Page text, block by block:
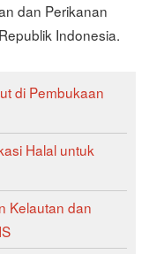
dan Perikanan
Indonesia.
di Pembukaan
Halal untuk
Kelautan dan